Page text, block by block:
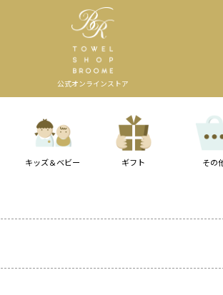
公式オンラインストア
キッズ＆ベビー ギフト その